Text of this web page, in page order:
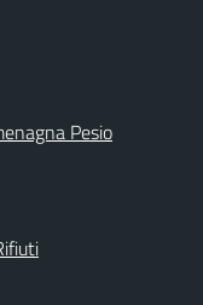
Pesio